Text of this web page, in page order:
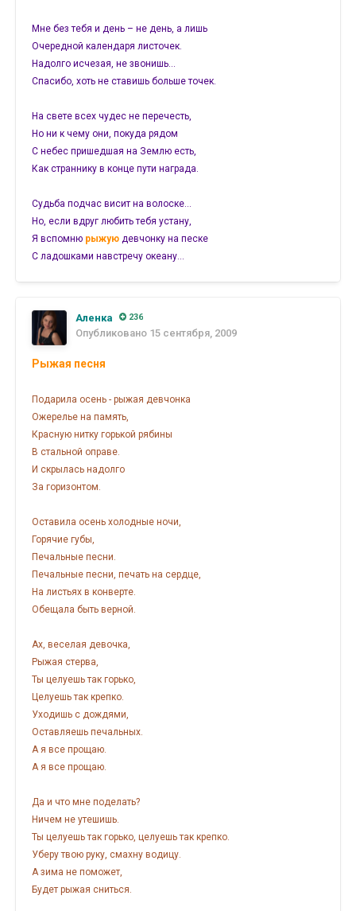
Мне без тебя и день – не день, а лишь
Очередной календаря листочек.
Надолго исчезая, не звонишь…
Спасибо, хоть не ставишь больше точек.
На свете всех чудес не перечесть,
Но ни к чему они, покуда рядом
С небес пришедшая на Землю есть,
Как страннику в конце пути награда.
Судьба подчас висит на волоске…
Но, если вдруг любить тебя устану,
Я вспомню рыжую девчонку на песке
С ладошками навстречу океану…
Аленка 236
Опубликовано 15 сентября, 2009
Рыжая песня
Подарила осень - рыжая девчонка
Ожерелье на память,
Красную нитку горькой рябины
В стальной оправе.
И скрылась надолго
За горизонтом.
Оставила осень холодные ночи,
Горячие губы,
Печальные песни.
Печальные песни, печать на сердце,
На листьях в конверте.
Обещала быть верной.
Ах, веселая девочка,
Рыжая стерва,
Ты целуешь так горько,
Целуешь так крепко.
Уходишь с дождями,
Оставляешь печальных.
А я все прощаю.
А я все прощаю.
Да и что мне поделать?
Ничем не утешишь.
Ты целуешь так горько, целуешь так крепко.
Уберу твою руку, смахну водицу.
А зима не поможет,
Будет рыжая сниться.